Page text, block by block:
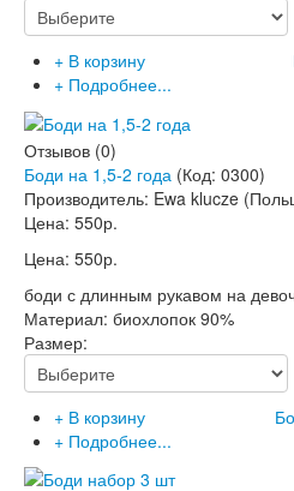
+ В корзину
+ Подробнее...
Отзывов (0)
Боди на 1,5-2 года (Код: 0300)
Производитель: Ewa klucze
Цена: 550р.
Цена: 550р.
боди с длинным рукавом на
Материал: биохлопок 90%
Размер:
+ В корзину
+ Подробнее...